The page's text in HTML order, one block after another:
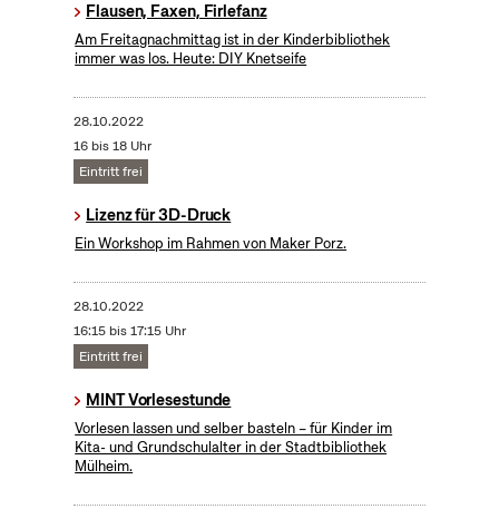
Flausen, Faxen, Firlefanz
Am Freitagnachmittag ist in der Kinderbibliothek
immer was los. Heute: DIY Knetseife
28.10.2022
16 bis 18 Uhr
Eintritt frei
Lizenz für 3D-Druck
Ein Workshop im Rahmen von Maker Porz.
28.10.2022
16:15 bis 17:15 Uhr
Eintritt frei
MINT Vorlesestunde
Vorlesen lassen und selber basteln – für Kinder im
Kita- und Grundschulalter in der Stadtbibliothek
Mülheim.